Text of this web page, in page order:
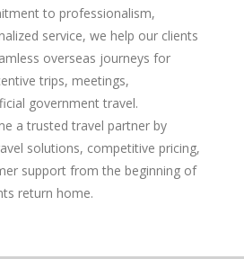
to professionalism,
service, we help our clients
overseas journeys for
trips, meetings,
government travel.
a trusted travel partner by
solutions, competitive pricing,
support from the beginning of
return home.